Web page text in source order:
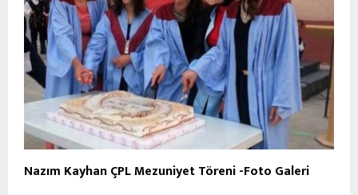
Nazım Kayhan ÇPL Mezuniyet Töreni -Foto Galeri